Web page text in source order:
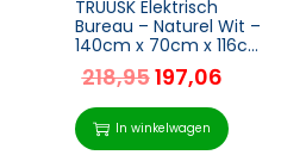
TRUUSK Elektrisch
Bureau – Naturel Wit –
140cm x 70cm x 116cm
– In hoogte verstelbaar
– Met USB-poort –
Stijlvol en praktisch
218,95197,06
In winkelwagen